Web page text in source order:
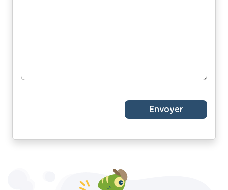
Envoyer